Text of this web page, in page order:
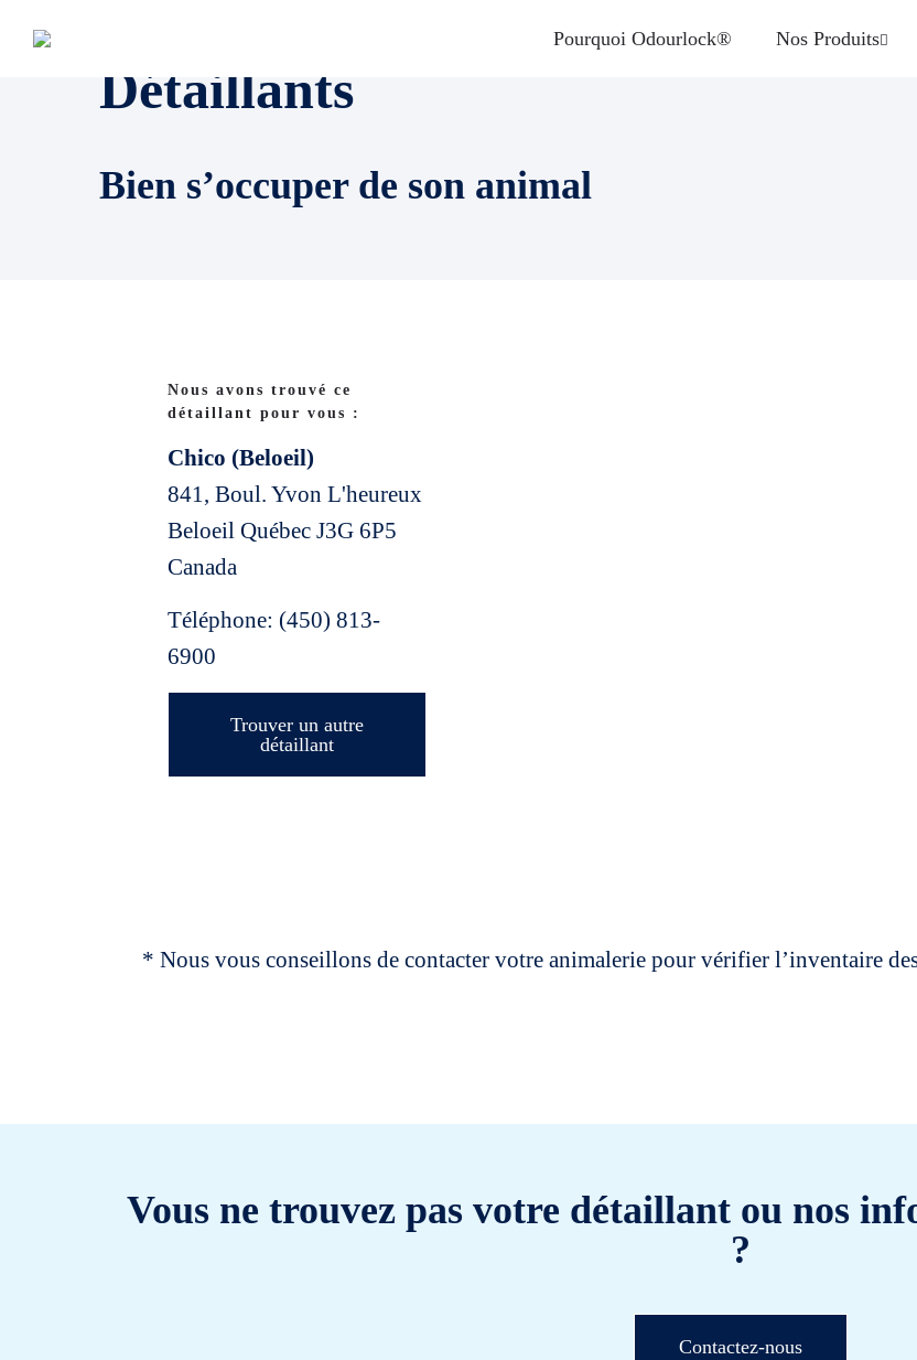
Pourquoi Odourlock® Nos Produits
Détaillants
Bien s’occuper de son animal
Nous avons trouvé ce
détaillant pour vous :
Chico (Beloeil)
841, Boul. Yvon L'heureux
Beloeil Québec J3G 6P5
Canada
Téléphone: (450) 813-
6900
Trouver un autre
détaillant
* Nous vous conseillons de contacter votre animalerie pour vérifier l’inventaire
Vous ne trouvez pas votre détaillant ou nos
?
Contactez-nous